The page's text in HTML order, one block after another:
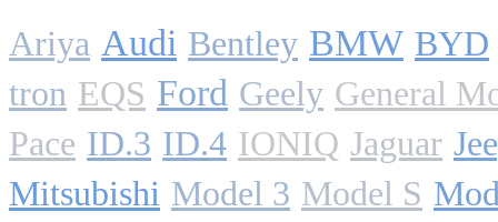
Ariya Audi Bentley BMW BYD
tron EQS Ford Geely General
Pace ID.3 ID.4 IONIQ Jaguar
Mitsubishi Model 3 Model S